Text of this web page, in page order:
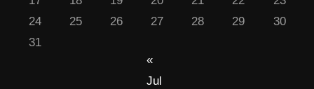
24
25 26 27 28 29
30
31
«
Jul